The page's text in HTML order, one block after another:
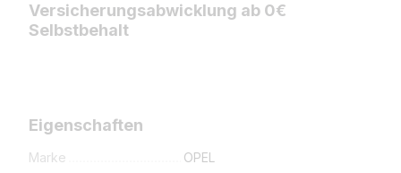
Versicherungsabwicklung ab 0€
Selbstbehalt
Eigenschaften
Marke OPEL